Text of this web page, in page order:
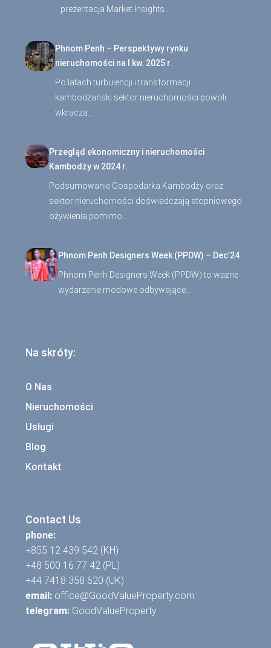
prezentacja Market Insights…
Phnom Penh – Perspektywy rynku
nieruchomości na I kw. 2025 r.
Po latach turbulencji i transformacji
kambodżański sektor nieruchomości powoli
wkracza…
Przegląd ekonomiczny i nieruchomości
Kambodży w 2024 r.
Podsumowanie Gospodarka Kambodży oraz
sektor nieruchomości doświadczają stopniowego
ożywienia pomimo…
Phnom Penh Designers Week (PPDW) – Dec’24
Phnom Penh Designers Week (PPDW) to ważne
wydarzenie modowe odbywające…
Na skróty:
O Nas
Nieruchomości
Usługi
Blog
Kontakt
Contact Us
phone:
+855 12 439 542 (KH)
+48 500 16 77 42 (PL)
+44 7418 358 620 (UK)
email: office@GoodValueProperty.com
telegram: GoodValueProperty